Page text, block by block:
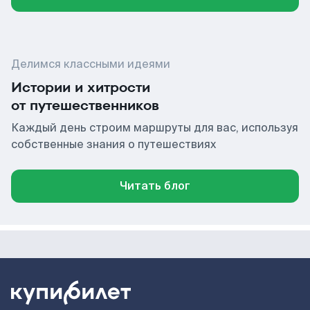
Делимся классными идеями
Истории и хитрости
от путешественников
Каждый день строим маршруты для вас, используя
собственные знания о путешествиях
Читать блог